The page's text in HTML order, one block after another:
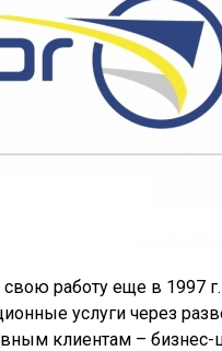
работу еще в 1997
услуги через
клиентам –